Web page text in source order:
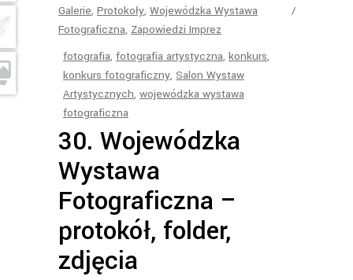
Galerie, Protokoły, Wojewódzka Wystawa
Fotograficzna, Zapowiedzi Imprez
fotografia, fotografia artystyczna, konkurs,
konkurs fotograficzny, Salon Wystaw
Artystycznych, wojewódzka wystawa
fotograficzna
30. Wojewódzka
Wystawa
Fotograficzna –
protokół, folder,
zdjęcia